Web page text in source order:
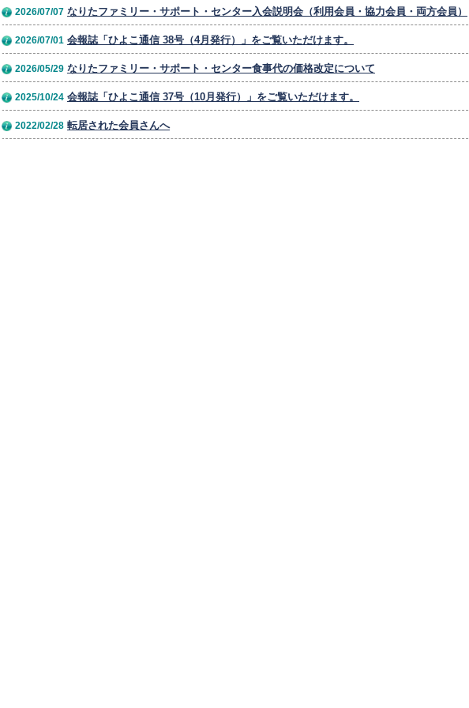
2026/07/07 なりたファミリー・サポート・センター入会説明会（利用会員・協力会員・両方会員）
2026/07/01 会報誌「ひよこ通信 38号（4月発行）」をご覧いただけます。
2026/05/29 なりたファミリー・サポート・センター食事代の価格改定について
2025/10/24 会報誌「ひよこ通信 37号（10月発行）」をご覧いただけます。
2022/02/28 転居された会員さんへ